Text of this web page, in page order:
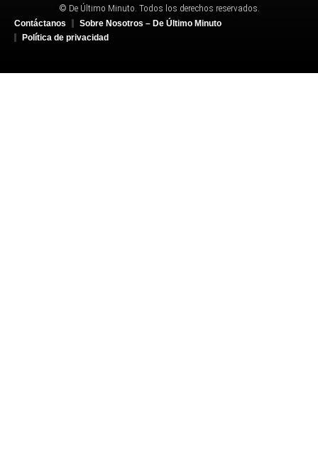
© De Último Minuto. Todos los derechos reservados.
Contáctanos
Sobre Nosotros – De Último Minuto
Política de privacidad